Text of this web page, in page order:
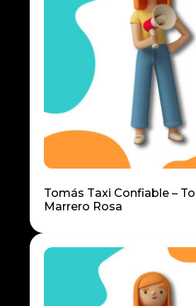
Tomás Taxi Confiable –
Marrero Rosa